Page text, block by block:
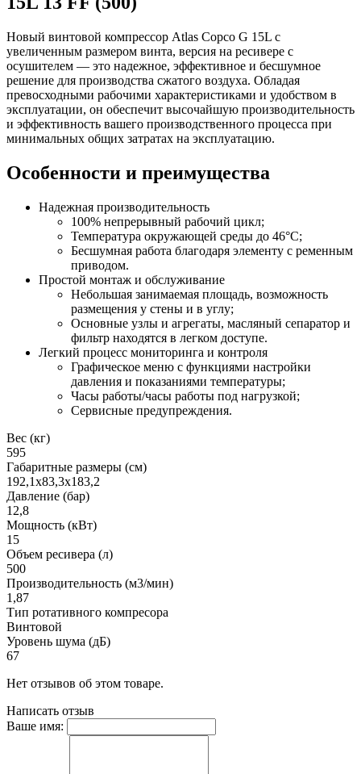
Новый винтовой компрессор Atlas Copco G 15L с
увеличенным размером винта, версия на ресивере c
осушителем — это надежное, эффективное и бесшумное
решение для производства сжатого воздуха. Обладая
превосходными рабочими характеристиками и удобством в
эксплуатации, он обеспечит высочайшую производительность
и эффективность вашего производственного процесса при
минимальных общих затратах на эксплуатацию.
Особенности и преимущества
Надежная производительность
100% непрерывный рабочий цикл;
Температура окружающей среды до 46°C;
Бесшумная работа благодаря элементу с ременным
приводом.
Простой монтаж и обслуживание
Небольшая занимаемая площадь, возможность
размещения у стены и в углу;
Основные узлы и агрегаты, масляный сепаратор и
фильтр находятся в легком доступе.
Легкий процесс мониторинга и контроля
Графическое меню с функциями настройки
давления и показаниями температуры;
Часы работы/часы работы под нагрузкой;
Сервисные предупреждения.
Вес (кг)
595
Габаритные размеры (см)
192,1х83,3х183,2
Давление (бар)
12,8
Мощность (кВт)
15
Объем ресивера (л)
500
Производительность (м3/мин)
1,87
Тип ротативного компресора
Винтовой
Уровень шума (дБ)
67
Нет отзывов об этом товаре.
Написать отзыв
Ваше имя: